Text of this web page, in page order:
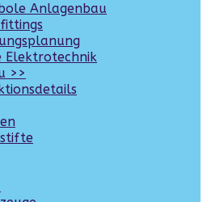
Anlagenbau
Elektrotechnik
>>